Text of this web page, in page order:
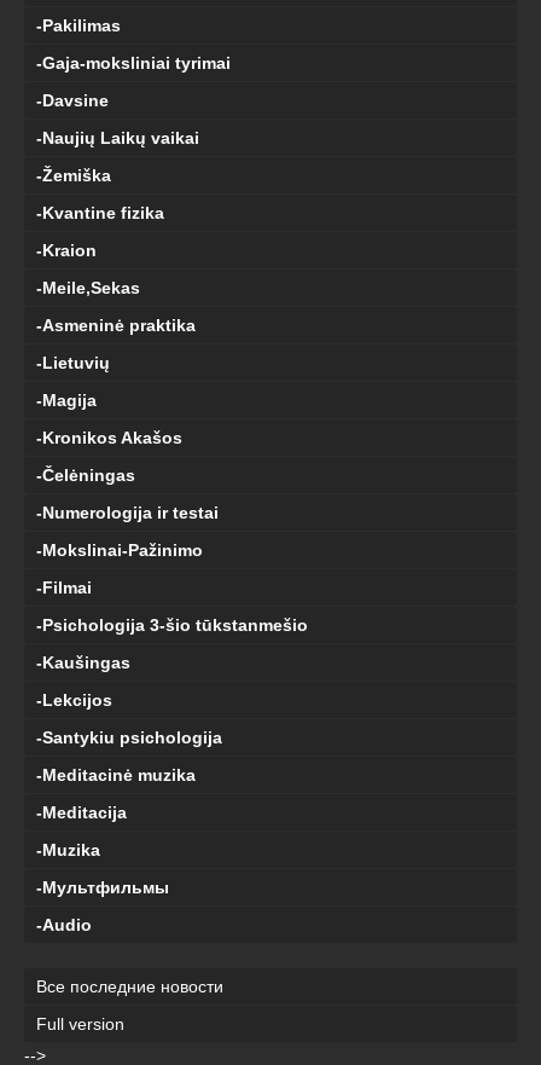
-Pakilimas
-Gaja-moksliniai tyrimai
-Davsine
-Naujių Laikų vaikai
-Žemiška
-Kvantine fizika
-Kraion
-Meile,Sekas
-Asmeninė praktika
-Lietuvių
-Magija
-Kronikos Akašos
-Čelėningas
-Numerologija ir testai
-Mokslinai-Pažinimo
-Filmai
-Psichologija 3-šio tūkstanmešio
-Kaušingas
-Lekcijos
-Santykiu psichologija
-Meditacinė muzika
-Meditacija
-Muzika
-Мультфильмы
-Audio
Все последние новости
Full version
-->